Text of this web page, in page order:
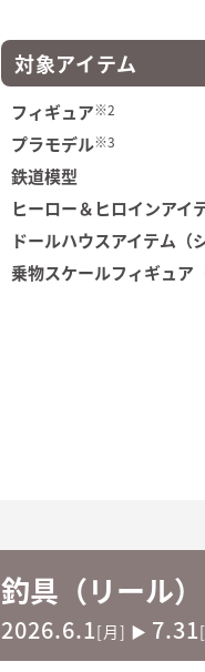
対象アイテム
フィギュア※2
プラモデル※3
鉄道模型
ヒーロー＆ヒロインアイ
ドールハウスアイテム（
乗物スケールフィギュア
釣具（リール）
2026.6.1[月] ▶ 7.31